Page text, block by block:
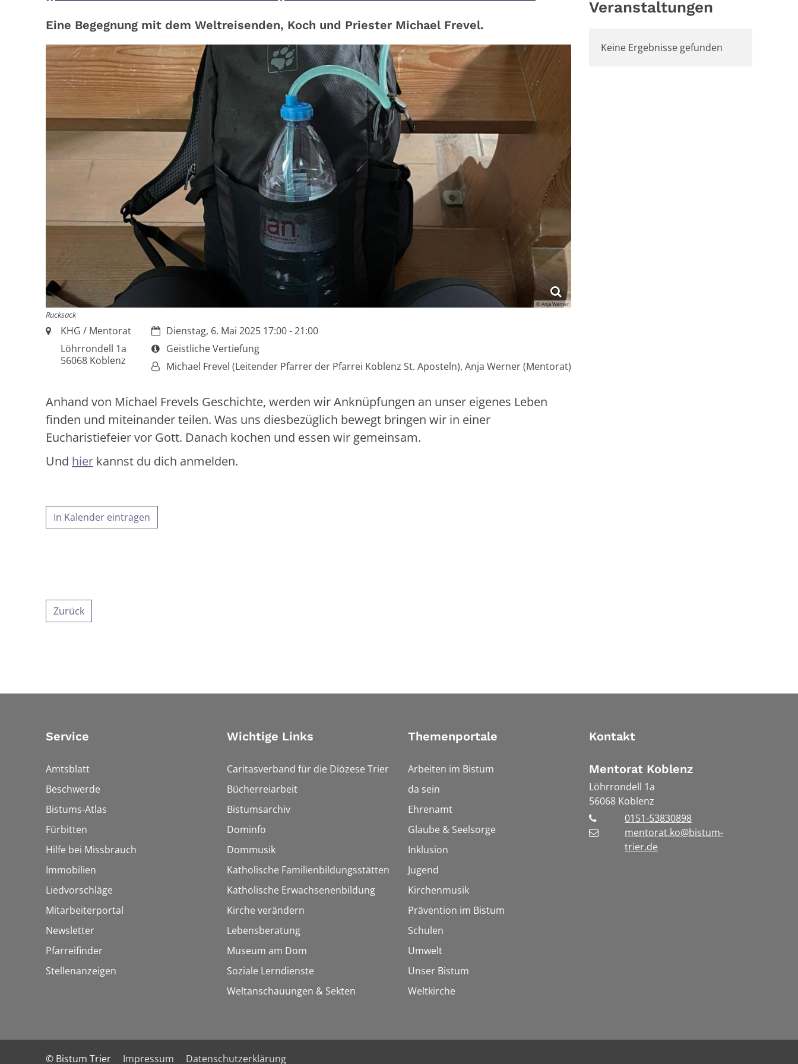
Eine Begegnung mit dem Weltreisenden, Koch und Priester Michael Frevel.
© Anja Werner
Rucksack
Datum:Dienstag, 6. Mai 2025 17:00 - 21:00
Art bzw. Nummer:
Geistliche Vertiefung
Von:Michael Frevel (Leitender Pfarrer der Pfarrei Koblenz St. Aposteln), Anja Werner (Mentorat)
Ort:KHG / Mentorat
Löhrrondell 1a
56068 Koblenz
Anhand von Michael Frevels Geschichte, werden wir Anknüpfungen an unser eigenes Leben
finden und miteinander teilen. Was uns diesbezüglich bewegt bringen wir in einer
Eucharistiefeier vor Gott. Danach kochen und essen wir gemeinsam.
Und hier kannst du dich anmelden.
In Kalender eintragen
Zurück
Veranstaltungen
Keine Ergebnisse gefunden
Service
Amtsblatt
Beschwerde
Bistums-Atlas
Fürbitten
Hilfe bei Missbrauch
Immobilien
Liedvorschläge
Mitarbeiterportal
Newsletter
Pfarreifinder
Stellenanzeigen
Wichtige Links
Caritasverband für die Diözese Trier
Bücherreiarbeit
Bistumsarchiv
Dominfo
Dommusik
Katholische Familienbildungsstätten
Katholische Erwachsenenbildung
Kirche verändern
Lebensberatung
Museum am Dom
Soziale Lerndienste
Weltanschauungen & Sekten
Themenportale
Arbeiten im Bistum
da sein
Ehrenamt
Glaube & Seelsorge
Inklusion
Jugend
Kirchenmusik
Prävention im Bistum
Schulen
Umwelt
Unser Bistum
Weltkirche
Kontakt
Mentorat Koblenz
Löhrrondell 1a
56068 Koblenz
0151-53830898
mentorat.ko@bistum-
trier.de
© Bistum Trier Impressum Datenschutzerklärung